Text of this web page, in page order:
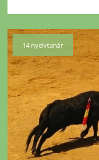
14 nyelvtanár